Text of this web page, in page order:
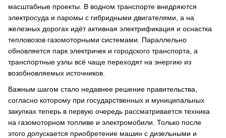
масштабные проекты. В водном транспорте внедряются
электросуда и паромы с гибридными двигателями, а на
железных дорогах идёт активная электрификация и оснастка
тепловозов газомоторными системами. Параллельно
обновляется парк электричек и городского транспорта, а
транспортные узлы всё чаще переходят на энергию из
возобновляемых источников.
Важным шагом стало недавнее решение правительства,
согласно которому при государственных и муниципальных
закупках теперь в первую очередь рассматривается техника
на газомоторном топливе и электромобили. Только после
этого допускается приобретение машин с дизельными и